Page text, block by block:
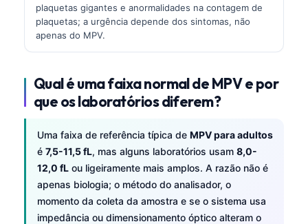
plaquetas gigantes e anormalidades na contagem de
plaquetas; a urgência depende dos sintomas, não
apenas do MPV.
Qual é uma faixa normal de MPV e por
que os laboratórios diferem?
Uma faixa de referência típica de MPV para adultos
é 7,5-11,5 fL, mas alguns laboratórios usam 8,0-
12,0 fL ou ligeiramente mais amplos. A razão não é
apenas biologia; o método do analisador, o
momento da coleta da amostra e se o sistema usa
impedância ou dimensionamento óptico alteram o